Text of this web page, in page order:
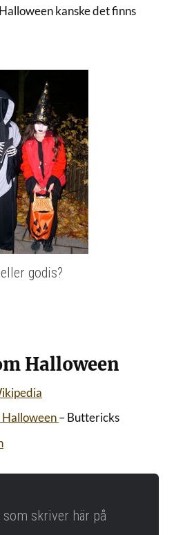
kanske det finns
godis?
Halloween
– Buttericks
som skriver här på